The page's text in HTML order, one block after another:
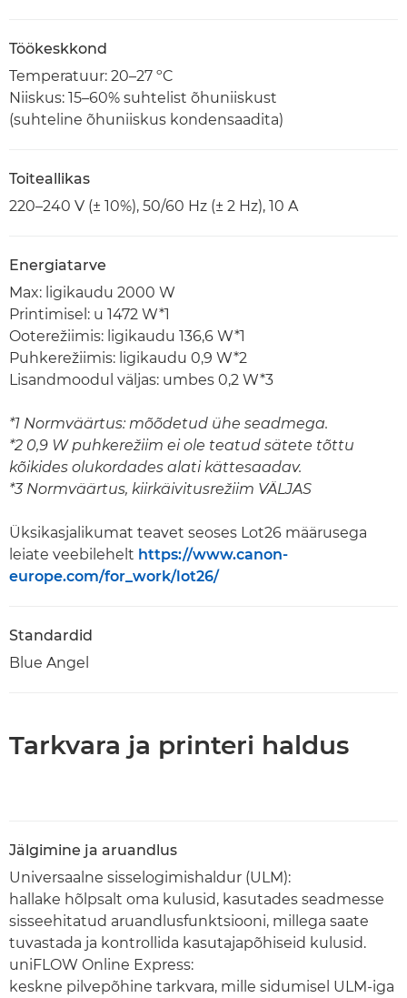
Töökeskkond
Temperatuur: 20–27 ºC
Niiskus: 15–60% suhtelist õhuniiskust
(suhteline õhuniiskus kondensaadita)
Toiteallikas
220–240 V (± 10%), 50/60 Hz (± 2 Hz), 10 A
Energiatarve
Max: ligikaudu 2000 W
Printimisel: u 1472 W*1
Ooterežiimis: ligikaudu 136,6 W*1
Puhkerežiimis: ligikaudu 0,9 W*2
Lisandmoodul väljas: umbes 0,2 W*3
*1 Normväärtus: mõõdetud ühe seadmega.
*2 0,9 W puhkerežiim ei ole teatud sätete tõttu
kõikides olukordades alati kättesaadav.
*3 Normväärtus, kiirkäivitusrežiim VÄLJAS
Üksikasjalikumat teavet seoses Lot26 määrusega
leiate veebilehelt https://www.canon-
europe.com/for_work/lot26/
Standardid
Blue Angel
Tarkvara ja printeri haldus
Jälgimine ja aruandlus
Universaalne sisselogimishaldur (ULM):
hallake hõlpsalt oma kulusid, kasutades seadmesse
sisseehitatud aruandlusfunktsiooni, millega saate
tuvastada ja kontrollida kasutajapõhiseid kulusid.
uniFLOW Online Express:
keskne pilvepõhine tarkvara, mille sidumisel ULM-iga